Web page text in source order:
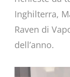
Inghilterra,
Raven di
dell’anno.